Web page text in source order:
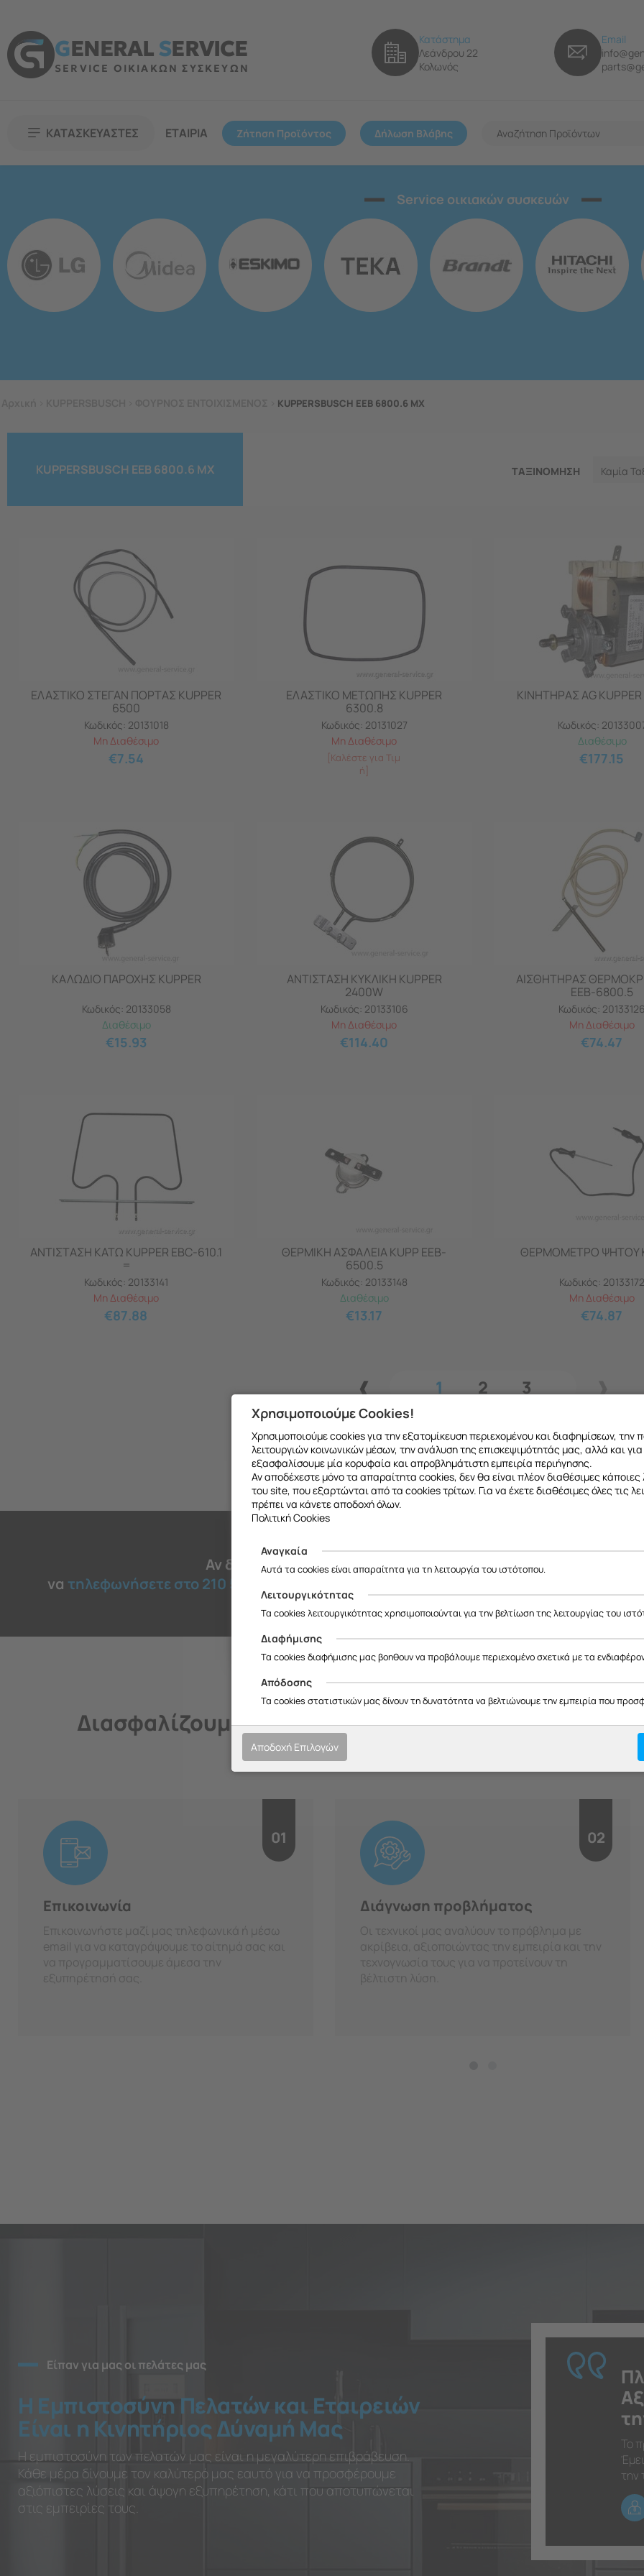
GENERALSERVICE
SERVICE ΟΙΚΙΑΚΩΝ ΣΥΣΚΕΥΩΝ
Κατάστημα
Λεάνδρου 22
Κολωνός
Email
ΚΑΤΑΣΚΕΥΑΣΤΕΣ ΕΤΑΙΡΙΑ Ζήτηση Προϊόντος Δήλωση Βλάβης
Service οικιακών συσκευών
KUPPERSBUSCH EEB 6800.6 MX
KUPPERSBUSCH EEB 6800.6 MX ΤΑΞΙΝΟΜΗΣΗ Καμία
ΕΛΑΣΤΙΚΟ ΣΤΕΓΑΝ ΠΟΡΤΑΣ KUPPER
6500
Κωδικός: 20131018
Μη Διαθέσιμο
€7.54
ΕΛΑΣΤΙΚΟ ΜΕΤΩΠΗΣ KUPPER
6300.8
Κωδικός: 20131027
Μη Διαθέσιμο
[Καλέστε για Τιμ
ή]
ΚΙΝΗΤΗΡΑΣ AG KUPPER
Κωδικός:
Διαθέσιμο
€177.15
ΚΑΛΩΔΙΟ ΠΑΡΟΧΗΣ KUPPER
Κωδικός: 20133058
Διαθέσιμο
€15.93
ΑΝΤΙΣΤΑΣΗ ΚΥΚΛΙΚΗ KUPPER
2400W
Κωδικός: 20133106
Μη Διαθέσιμο
€114.40
ΑΙΣΘΗΤΗΡΑΣ ΘΕΡΜΟΚΡ
EEB-6800.5
Κωδικός: 20133126
Μη Διαθέσιμο
€74.47
ΑΝΤΙΣΤΑΣΗ ΚΑΤΩ KUPPER EBC-610.1
=
Κωδικός: 20133141
Μη Διαθέσιμο
€87.88
ΘΕΡΜΙΚΗ ΑΣΦΑΛΕΙΑ KUPP EEB-
6500.5
Κωδικός: 20133148
Διαθέσιμο
€13.17
ΘΕΡΜΟΜΕΤΡΟ ΨΗΤΟΥ
Κωδικός: 20133172
Μη Διαθέσιμο
€74.87
1 2 3
Αν δεν βρήκατε το ανταλλακτικό που θέλετε μπορείτε να
να τηλεφωνήσετε στο 210 51 45 030 για να μιλήσετε με εξειδικευμένο συνεργάτη
H Διαδικασία μας
Διασφαλίζουμε την ποιοτική εξυπηρέτηση σε κάθε
01
Επικοινωνία
Επικοινωνήστε μαζί μας τηλεφωνικά ή μέσω
email για να καταγράψουμε το αίτημά σας και
να προγραμματίσουμε άμεσα την
εξυπηρέτησή σας.
02
Διάγνωση προβλήματος
Οι τεχνικοί μας αναλύουν το πρόβλημα με
ακρίβεια, αξιοποιώντας την εμπειρία και την
τεχνογνωσία τους για να προτείνουν τη
βέλτιστη λύση.
Είπαν για μας οι πελάτες μας
Η Εμπιστοσύνη Πελατών και Εταιρειών
Είναι η Κινητήριος Δύναμή Μας
Η εμπιστοσύνη των πελατών μας είναι η μεγαλύτερη επιβράβευση.
Κάθε μέρα δίνουμε τον καλύτερό μας εαυτό για να προσφέρουμε
αξιόπιστες λύσεις και άψογη εξυπηρέτηση, κάτι που αποτυπώνεται
στις εμπειρίες τους.
Το
την
Χρησιμοποιούμε Cookies!
Χρησιμοποιούμε cookies για την εξατομίκευση περιεχομένου και διαφημίσεων, την
λειτουργιών κοινωνικών μέσων, την ανάλυση της επισκεψιμότητάς μας, αλλά και
εξασφαλίσουμε μία κορυφαία και απροβλημάτιστη εμπειρία περιήγησης.
Αν αποδέχεστε μόνο τα απαραίτητα cookies, δεν θα είναι πλέον διαθέσιμες κάποιες
του site, που εξαρτώνται από τα cookies τρίτων. Για να έχετε διαθέσιμες όλες τις
πρέπει να κάνετε αποδοχή όλων.
Πολιτική Cookies
Αναγκαία
Αυτά τα cookies είναι απαραίτητα για τη λειτουργία του ιστότοπου.
Λειτουργικότητας
Τα cookies λειτουργικότητας χρησιμοποιούνται για την βελτίωση της λειτουργίας του
Διαφήμισης
Τα cookies διαφήμισης μας βοηθουν να προβάλουμε περιεχομένο σχετικά με τα
Απόδοσης
Τα cookies στατιστικών μας δίνουν τη δυνατότητα να βελτιώνουμε την εμπειρία που
Αποδοχή Επιλογών
Θα θέλαμε να σας ενημερώσουμε ότι η επιχείρησή μας θα παραμείνει κλειστή
έως και 18/08, λόγω καλοκαιρινών διακοπών.
Θα είμαστε ξανά κοντά σας από19/08.
Σας ευχαριστούμε για την κατανόηση και σας ευχόμαστε καλό